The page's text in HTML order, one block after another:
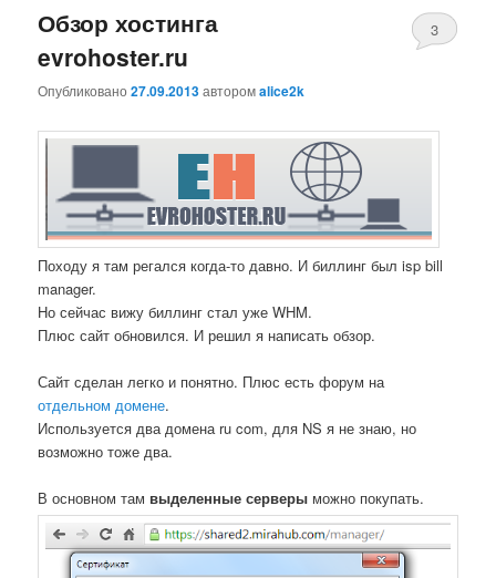
Обзор хостинга
evrohoster.ru
Опубликовано27.09.2013авторомalice2k
3
Походу я там регался когда-то давно. И биллинг был isp bill
manager.
Но сейчас вижу биллинг стал уже WHM.
Плюс сайт обновился. И решил я написать обзор.
Сайт сделан легко и понятно. Плюс есть форум на
отдельном домене.
Используется два домена ru com, для NS я не знаю, но
возможно тоже два.
В основном там выделенные серверы можно покупать.